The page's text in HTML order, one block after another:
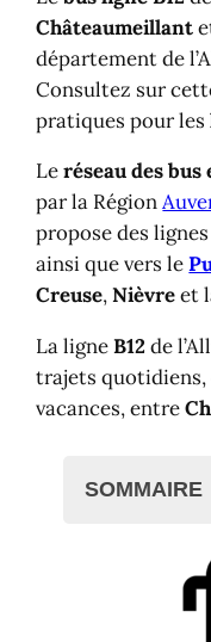
Châteaumeillant
département de
Consultez sur
pratiques pour les
Leréseau des
par la Région
propose des
ainsi que vers le
Creuse,Nièvreet
La ligneB12 de
trajets quotidiens,
vacances, entre
SOMMAIRE
Bus ligne
horaires